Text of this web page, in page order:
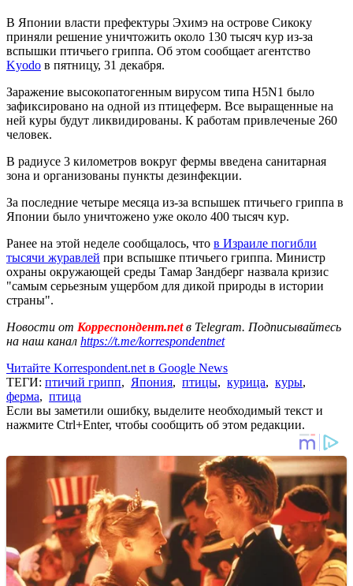
В Японии власти префектуры Эхимэ на острове Сикоку
приняли решение уничтожить около 130 тысяч кур из-за
вспышки птичьего гриппа. Об этом сообщает агентство
Kyodo в пятницу, 31 декабря.
Заражение высокопатогенным вирусом типа H5N1 было
зафиксировано на одной из птицеферм. Все выращенные на
ней куры будут ликвидированы. К работам привлеченые 260
человек.
В радиусе 3 километров вокруг фермы введена санитарная
зона и организованы пункты дезинфекции.
За последние четыре месяца из-за вспышек птичьего гриппа в
Японии было уничтожено уже около 400 тысяч кур.
Ранее на этой неделе сообщалось, что в Израиле погибли
тысячи журавлей при вспышке птичьего гриппа. Министр
охраны окружающей среды Тамар Зандберг назвала кризис
"самым серьезным ущербом для дикой природы в истории
страны".
Новости от Корреспондент.netв Telegram. Подписывайтесь
на наш канал https://t.me/korrespondentnet
Читайте Korrespondent.net в Google News
ТЕГИ: птичий грипп, Япония, птицы, курица, куры,
ферма, птица
Если вы заметили ошибку, выделите необходимый текст и
нажмите Ctrl+Enter, чтобы сообщить об этом редакции.